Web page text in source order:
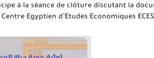
à la séance de clôture discutant la
Egyptien d’Etudes Economiques